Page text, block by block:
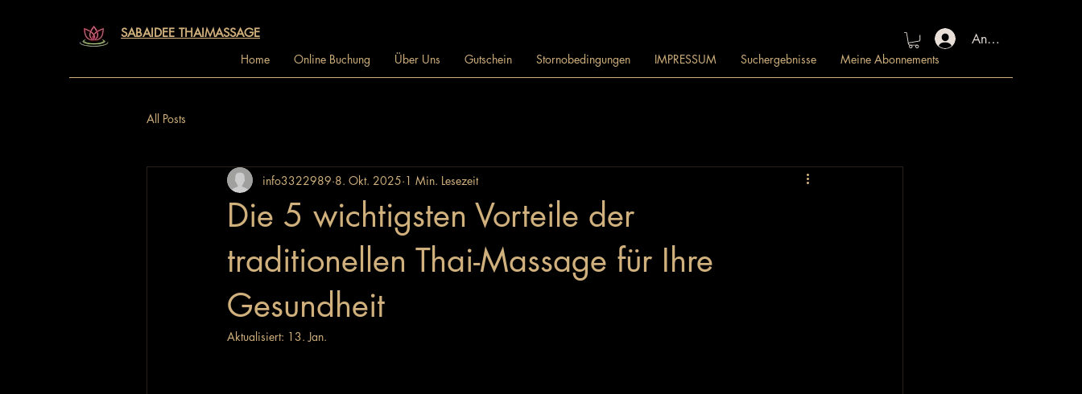
SABAIDEE THAIMASSAGE Anmelden
Home Online Buchung Über Uns Gutschein Stornobedingungen IMPRESSUM Suchergebnisse Meine Abonnements
All Posts
Die 5 wichtigsten Vorteile der
traditionellen Thai-Massage für Ihre
Gesundheit
info3322989 8. Okt. 2025 1 Min. Lesezeit
Aktualisiert: 13. Jan.